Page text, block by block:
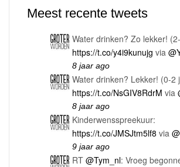
Meest recente tweets
Water drinken? Zo lekker!
https://t.co/y4i9kunujg via
8 jaar ago
Water drinken? Lekker! (0-2
https://t.co/NsGIV8RdrM via
8 jaar ago
Kinderwensspreekuur:
https://t.co/JMSJtm5lf8 via
9 jaar ago
RT @Tym_nl: Vroeg